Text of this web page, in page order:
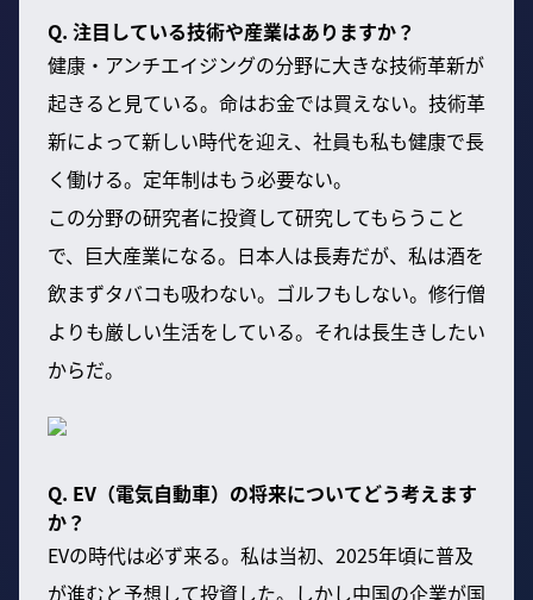
Q. 注目している技術や産業はありますか？
健康・アンチエイジングの分野に大きな技術革新が
起きると見ている。命はお金では買えない。技術革
新によって新しい時代を迎え、社員も私も健康で長
く働ける。定年制はもう必要ない。
この分野の研究者に投資して研究してもらうこと
で、巨大産業になる。日本人は長寿だが、私は酒を
飲まずタバコも吸わない。ゴルフもしない。修行僧
よりも厳しい生活をしている。それは長生きしたい
からだ。
Q. EV（電気自動車）の将来についてどう考えます
か？
EVの時代は必ず来る。私は当初、2025年頃に普及
が進むと予想して投資した。しかし中国の企業が国